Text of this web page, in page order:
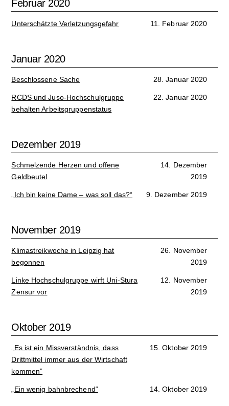
Februar 2020
Unterschätzte Verletzungsgefahr 11. Februar 2020
Januar 2020
Beschlossene Sache 28. Januar 2020
RCDS und Juso-Hochschulgruppe
behalten Arbeitsgruppenstatus
22. Januar 2020
Dezember 2019
Schmelzende Herzen und offene
Geldbeutel
14. Dezember
2019
„Ich bin keine Dame – was soll das?“ 9. Dezember 2019
November 2019
Klimastreikwoche in Leipzig hat
begonnen
26. November
2019
Linke Hochschulgruppe wirft Uni-Stura
Zensur vor
12. November
2019
Oktober 2019
„Es ist ein Missverständnis, dass
Drittmittel immer aus der Wirtschaft
kommen”
15. Oktober 2019
„Ein wenig bahnbrechend“ 14. Oktober 2019